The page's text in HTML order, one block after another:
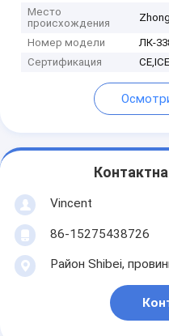
Место
происхождения
Номер модели
ЛК-
Сертификация
CE,ICE
Vincent
86-15275438726
Район Shibei,